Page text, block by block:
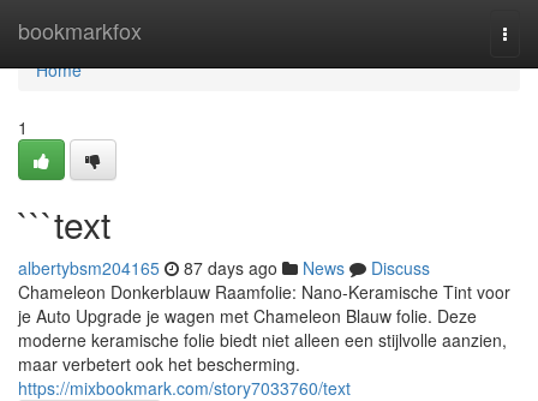
bookmarkfox
Home
Home
1
```text
albertybsm204165 87 days ago News
Discuss
Chameleon Donkerblauw Raamfolie: Nano-Keramische Tint voor
je Auto Upgrade je wagen met Chameleon Blauw folie. Deze
moderne keramische folie biedt niet alleen een stijlvolle aanzien,
maar verbetert ook het bescherming.
https://mixbookmark.com/story7033760/text